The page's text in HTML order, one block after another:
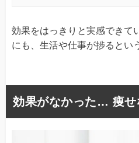
効果をはっきりと実感できて
にも、生活や仕事が捗るとい
効果がなかった… 痩せ